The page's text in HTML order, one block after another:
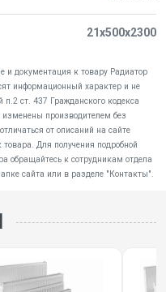
21x500x2300
и документация к товару Радиатор
информационный характер и не
п.2 ст. 437 Гражданского кодекса
производителем без
от описаний на сайте
Для получения подробной
обращайтесь к сотрудникам отдела
сайта или в разделе "Контакты".